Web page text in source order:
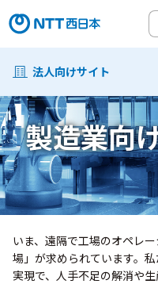
法人向けサイト
製造業向
いま、遠隔で工場のオペレ
場」が求められています。
実現で、人手不足の解消や生